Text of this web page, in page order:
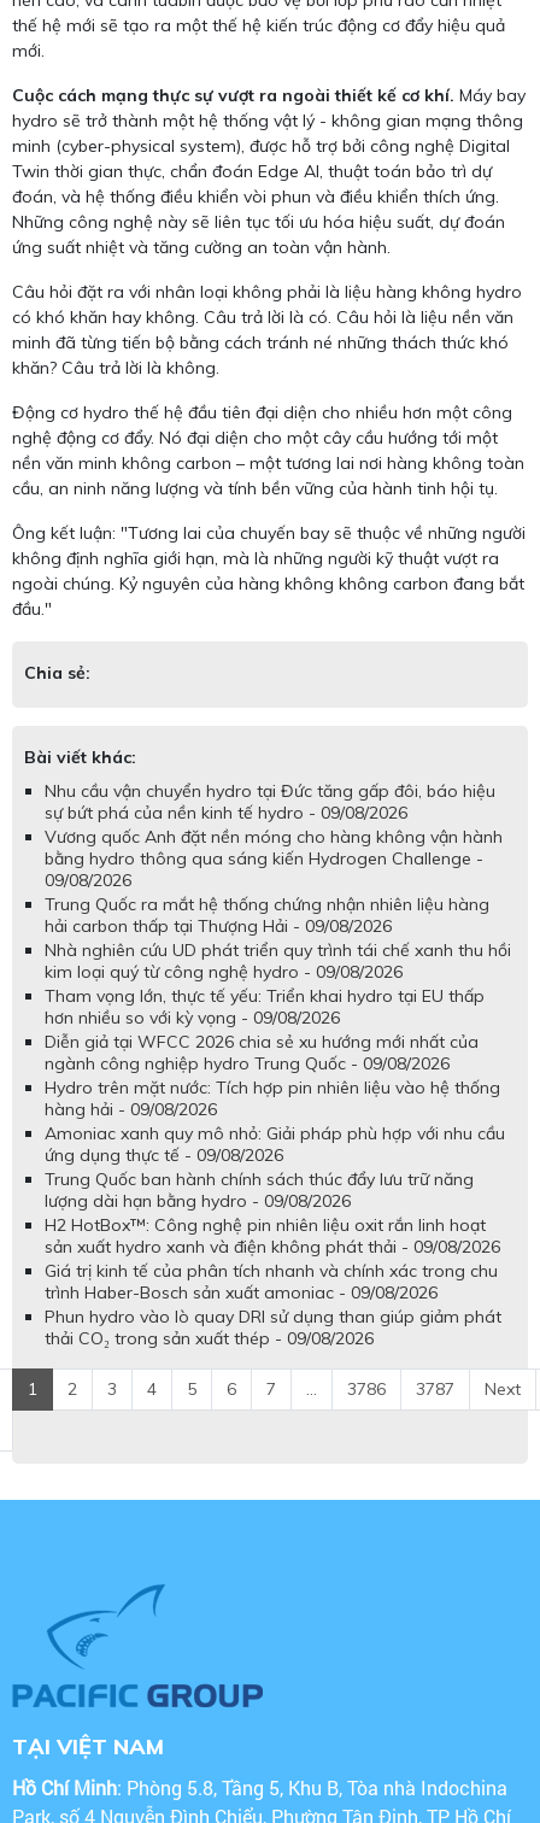
thế hệ mới sẽ tạo ra một thế hệ kiến trúc động cơ đẩy hiệu quả
mới.
Cuộc cách mạng thực sự vượt ra ngoài thiết kế cơ khí. Máy bay
hydro sẽ trở thành một hệ thống vật lý - không gian mạng thông
minh (cyber-physical system), được hỗ trợ bởi công nghệ Digital
Twin thời gian thực, chẩn đoán Edge AI, thuật toán bảo trì dự
đoán, và hệ thống điều khiển vòi phun và điều khiển thích ứng.
Những công nghệ này sẽ liên tục tối ưu hóa hiệu suất, dự đoán
ứng suất nhiệt và tăng cường an toàn vận hành.
Câu hỏi đặt ra với nhân loại không phải là liệu hàng không hydro
có khó khăn hay không. Câu trả lời là có. Câu hỏi là liệu nền văn
minh đã từng tiến bộ bằng cách tránh né những thách thức khó
khăn? Câu trả lời là không.
Động cơ hydro thế hệ đầu tiên đại diện cho nhiều hơn một công
nghệ động cơ đẩy. Nó đại diện cho một cây cầu hướng tới một
nền văn minh không carbon – một tương lai nơi hàng không toàn
cầu, an ninh năng lượng và tính bền vững của hành tinh hội tụ.
Ông kết luận: "Tương lai của chuyến bay sẽ thuộc về những người
không định nghĩa giới hạn, mà là những người kỹ thuật vượt ra
ngoài chúng. Kỷ nguyên của hàng không không carbon đang bắt
đầu."
Chia sẻ:
Bài viết khác:
Nhu cầu vận chuyển hydro tại Đức tăng gấp đôi, báo hiệu
sự bứt phá của nền kinh tế hydro - 09/08/2026
Vương quốc Anh đặt nền móng cho hàng không vận hành
bằng hydro thông qua sáng kiến Hydrogen Challenge -
09/08/2026
Trung Quốc ra mắt hệ thống chứng nhận nhiên liệu hàng
hải carbon thấp tại Thượng Hải - 09/08/2026
Nhà nghiên cứu UD phát triển quy trình tái chế xanh thu hồi
kim loại quý từ công nghệ hydro - 09/08/2026
Tham vọng lớn, thực tế yếu: Triển khai hydro tại EU thấp
hơn nhiều so với kỳ vọng - 09/08/2026
Diễn giả tại WFCC 2026 chia sẻ xu hướng mới nhất của
ngành công nghiệp hydro Trung Quốc - 09/08/2026
Hydro trên mặt nước: Tích hợp pin nhiên liệu vào hệ thống
hàng hải - 09/08/2026
Amoniac xanh quy mô nhỏ: Giải pháp phù hợp với nhu cầu
ứng dụng thực tế - 09/08/2026
Trung Quốc ban hành chính sách thúc đẩy lưu trữ năng
lượng dài hạn bằng hydro - 09/08/2026
H2 HotBox™: Công nghệ pin nhiên liệu oxit rắn linh hoạt
sản xuất hydro xanh và điện không phát thải - 09/08/2026
Giá trị kinh tế của phân tích nhanh và chính xác trong chu
trình Haber-Bosch sản xuất amoniac - 09/08/2026
Phun hydro vào lò quay DRI sử dụng than giúp giảm phát
thải CO₂ trong sản xuất thép - 09/08/2026
1 2 3 4 5 6 7 ... 3786 3787 Next
TẠI VIỆT NAM
Hồ Chí Minh: Phòng 5.8, Tầng 5, Khu B, Tòa nhà Indochina
Park, số 4 Nguyễn Đình Chiểu, Phường Tân Định, TP Hồ Chí